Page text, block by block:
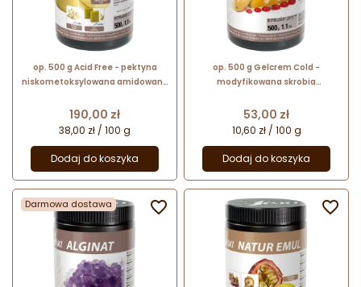
op. 500 g Acid Free - pektyna
niskometoksylowana amidowana
kat. 41543 Sosa Ingredients
Cena
190,00 zł
38,00 zł / 100 g
Dodaj do koszyka
op. 500 g Gelcrem Cold -
modyfikowana skrobia
zimno - nr. kat. 48652 Sosa
Ingredients
Cena
53,00 zł
10,60 zł / 100 g
Dodaj do koszyka
Darmowa dostawa  